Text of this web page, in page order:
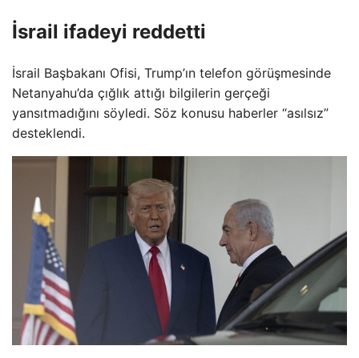
İsrail ifadeyi reddetti
İsrail Başbakanı Ofisi, Trump’ın telefon görüşmesinde
Netanyahu’da çığlık attığı bilgilerin gerçeği
yansıtmadığını söyledi. Söz konusu haberler “asılsız”
desteklendi.